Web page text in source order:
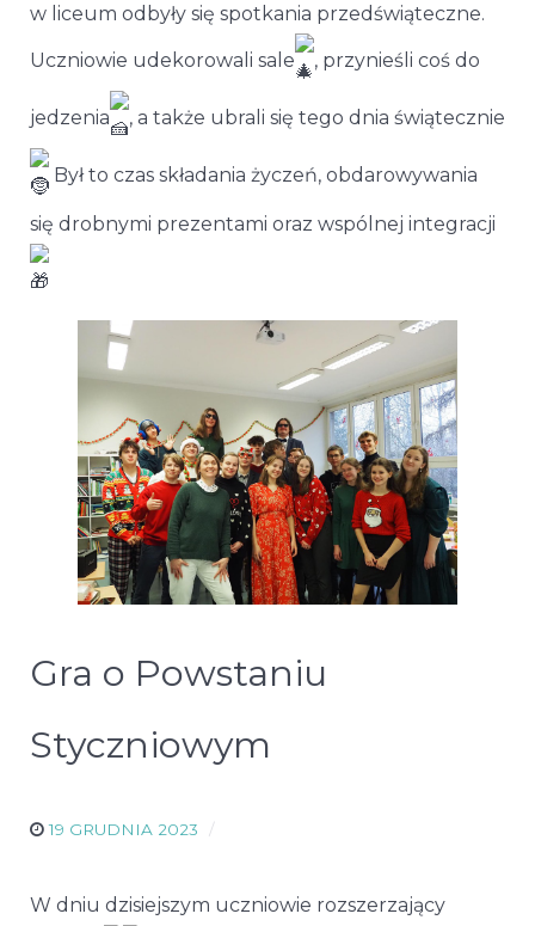
w liceum odbyły się spotkania przedświąteczne.
Uczniowie udekorowali sale , przynieśli coś do
jedzenia , a także ubrali się tego dnia świątecznie
Był to czas składania życzeń, obdarowywania
się drobnymi prezentami oraz wspólnej integracji
Gra o Powstaniu
Styczniowym
19 GRUDNIA 2023
W dniu dzisiejszym uczniowie rozszerzający